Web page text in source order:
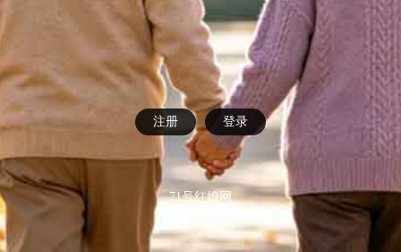
注册 登录
71号红娘网